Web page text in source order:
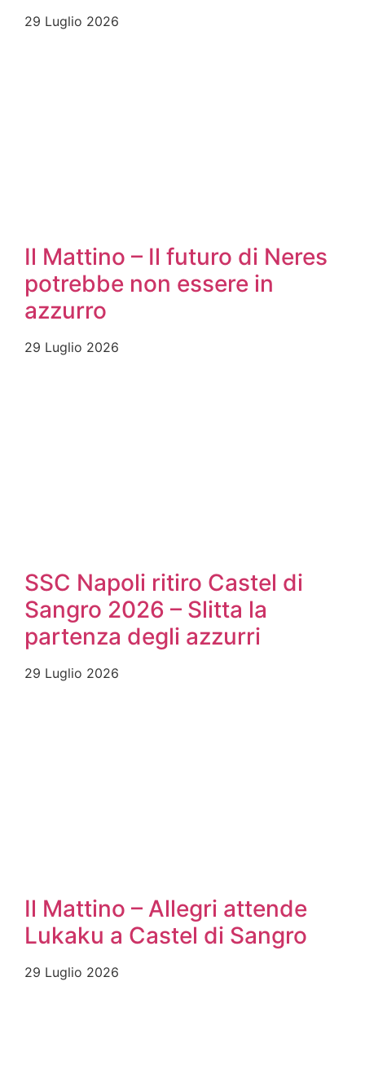
29 Luglio 2026
Il Mattino – Il futuro di Neres
potrebbe non essere in
azzurro
29 Luglio 2026
SSC Napoli ritiro Castel di
Sangro 2026 – Slitta la
partenza degli azzurri
29 Luglio 2026
Il Mattino – Allegri attende
Lukaku a Castel di Sangro
29 Luglio 2026